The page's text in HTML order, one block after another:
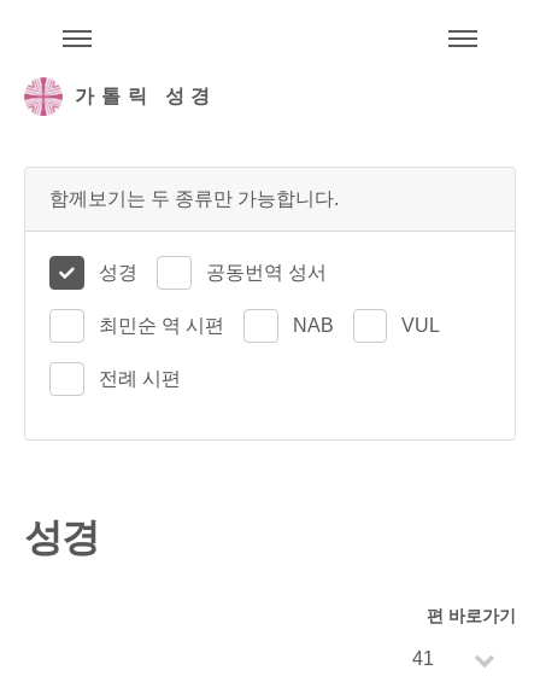
가톨릭 성경
함께보기는 두 종류만 가능합니다.
성경 공동번역 성서
최민순 역 시편 NAB VUL
전례 시편
성경
편 바로가기